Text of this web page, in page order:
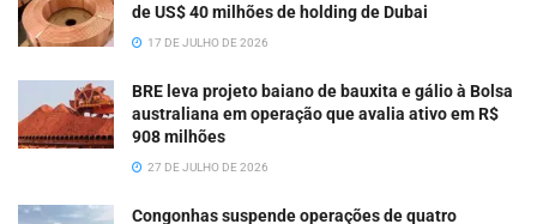
de US$ 40 milhões de holding de Dubai
17 DE JULHO DE 2026
BRE leva projeto baiano de bauxita e gálio à Bolsa
australiana em operação que avalia ativo em R$
908 milhões
27 DE JULHO DE 2026
Congonhas suspende operações de quatro